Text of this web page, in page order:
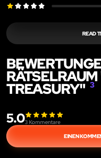
READ
TREASURY"3
5.03 Kommentare
EINEN